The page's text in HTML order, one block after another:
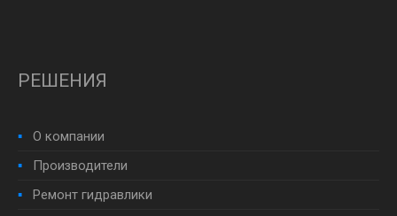
РЕШЕНИЯ
О компании
Производители
Ремонт гидравлики